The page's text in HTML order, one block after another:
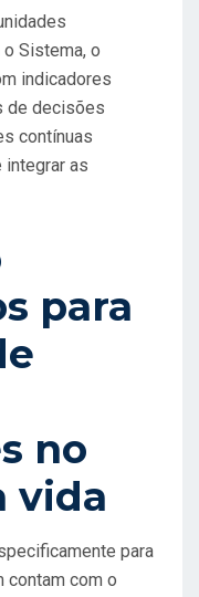
Sistema, o
indicadores
de decisões
contínuas
integrar as
para
no
vida
para
contam com o